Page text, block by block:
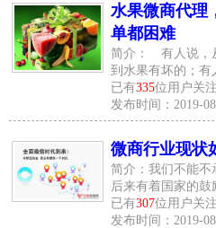
水果微商代理
单都困难
简介： 有人说，
到水果有坏的；有
已有335位用户关注
发布时间：2019-
微商行业现状
简介：我们不能不
后来有着国家的
已有307位用户关注
发布时间：2019-